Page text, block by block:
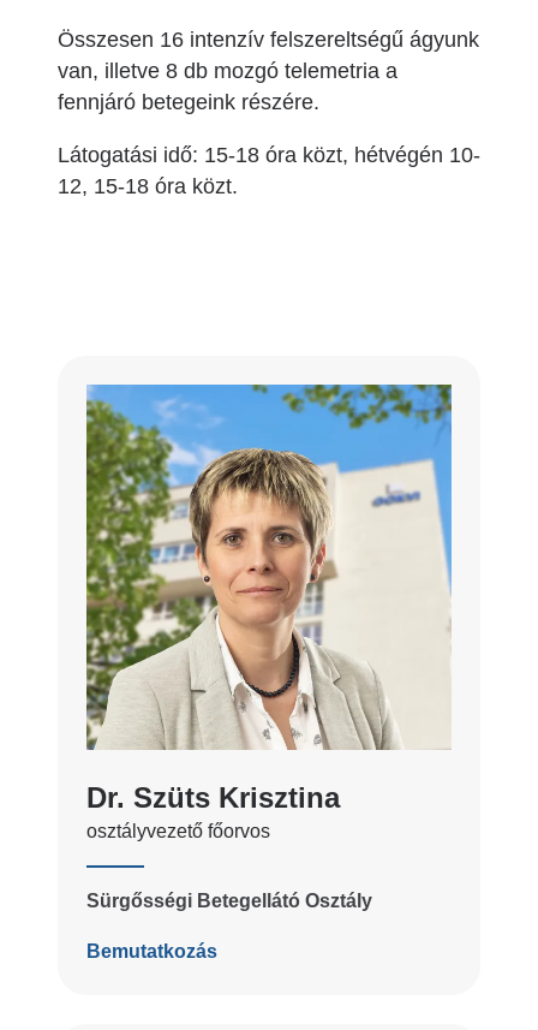
Összesen 16 intenzív felszereltségű ágyunk
van, illetve 8 db mozgó telemetria a
fennjáró betegeink részére.
Látogatási idő: 15-18 óra közt, hétvégén 10-
12, 15-18 óra közt.
Dr. Szüts Krisztina
osztályvezető főorvos
Sürgősségi Betegellátó Osztály
Bemutatkozás